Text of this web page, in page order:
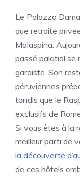
Le Palazzo
que retraite
Malaspina.
passé palatial se
gardiste. Son
péruviennes
tandis que le
exclusifs de
Si vous êtes à la
meilleur parti de
la découverte
de ces hôtels